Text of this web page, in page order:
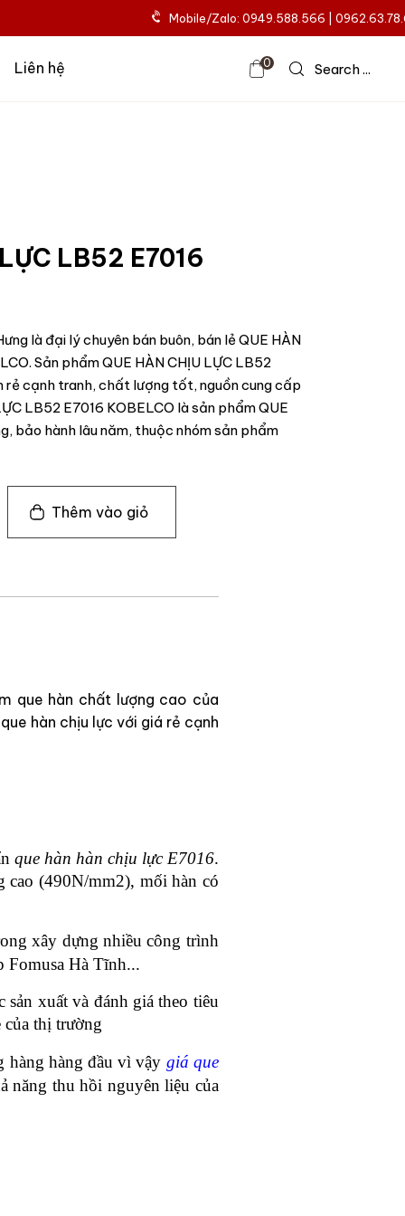
Mobile/Zalo: 0949.588.566 |
Liên hệ 0 Search ...
LB52 E7016
là đại lý chuyên bán buôn, bán lẻ QUE HÀN
Sản phẩm QUE HÀN CHỊU LỰC LB52
rẻ cạnh tranh, chất lượng tốt, nguồn cung cấp
LB52 E7016 KOBELCO là sản phẩm QUE
bảo hành lâu năm, thuộc nhóm sản phẩm
Thêm vào giỏ
que hàn chất lượng cao của
hàn chịu lực với giá rẻ cạnh
que hàn hàn chịu lực E7016.
cao (490N/mm2), mối hàn có
xây dựng nhiều công trình
FomusaHà Tĩnh...
xuất và đánh giá theo tiêu
của thị trường
hàng đầu vì vậy giá que
năng thu hồi nguyên liệu của